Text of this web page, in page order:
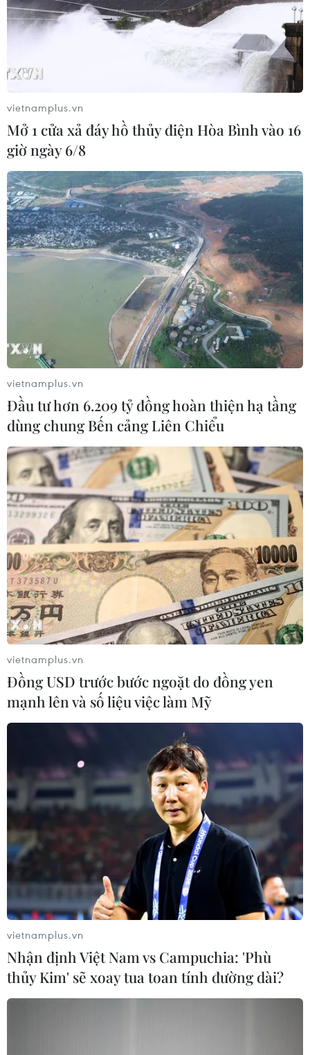
vietnamplus.vn
Mở 1 cửa xả đáy hồ thủy điện Hòa Bình vào 16
giờ ngày 6/8
vietnamplus.vn
Đầu tư hơn 6.209 tỷ đồng hoàn thiện hạ tầng
dùng chung Bến cảng Liên Chiểu
vietnamplus.vn
Đồng USD trước bước ngoặt do đồng yen
mạnh lên và số liệu việc làm Mỹ
vietnamplus.vn
Nhận định Việt Nam vs Campuchia: 'Phù
thủy Kim' sẽ xoay tua toan tính đường dài?